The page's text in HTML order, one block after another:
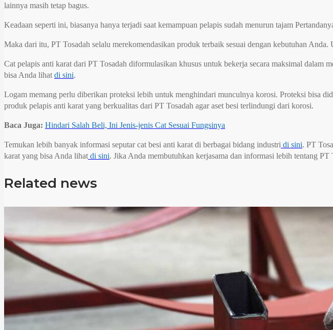
lainnya masih tetap bagus.
Keadaan seperti ini, biasanya hanya terjadi saat kemampuan pelapis sudah menurun tajam
Maka dari itu, PT Tosadah selalu merekomendasikan produk terbaik sesuai dengan kebutuhan
Cat pelapis anti karat dari PT Tosadah diformulasikan khusus untuk bekerja secara maksimal dalam
bisa Anda lihat di sini.
Logam memang perlu diberikan proteksi lebih untuk menghindari munculnya korosi. Proteksi bisa
produk pelapis anti karat yang berkualitas dari PT Tosadah agar aset besi terlindungi dari korosi.
Baca Juga: Hindari Salah Beli, Ini Jenis-jenis Cat Sesuai Fungsinya
Temukan lebih banyak informasi seputar cat besi anti karat di berbagai bidang industri di sini. PT
karat yang bisa Anda lihat di sini. Jika Anda membutuhkan kerjasama dan informasi lebih tentang
Related news